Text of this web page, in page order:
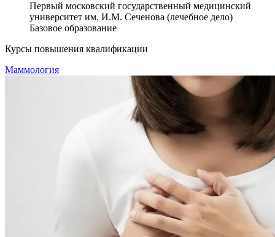
Первый московский государственный медицинский
университет им. И.М. Сеченова (лечебное дело)
Базовое образование
Курсы повышения квалификации
Маммология